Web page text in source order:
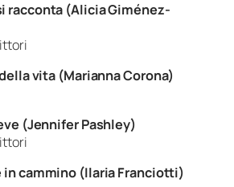
racconta (Alicia Giménez-
vita (Marianna Corona)
(Jennifer Pashley)
in cammino (Ilaria Franciotti)